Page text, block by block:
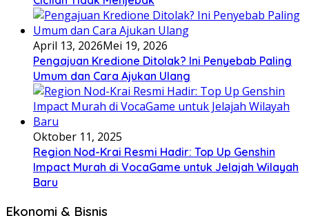
April 13, 2026Mei 19, 2026
Pengajuan Kredione Ditolak? Ini Penyebab Paling
Umum dan Cara Ajukan Ulang
Oktober 11, 2025
Region Nod-Krai Resmi Hadir: Top Up Genshin
Impact Murah di VocaGame untuk Jelajah Wilayah
Baru
Ekonomi & Bisnis